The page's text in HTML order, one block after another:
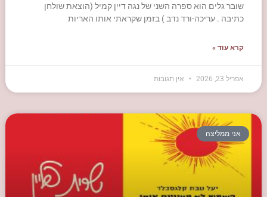
שובר גלים הוא ספרה השני של נגה דיין קמיל (הוצאת שולחן
כתיבה . עריכה-ורד נדב ) בזמן שקראתי אותו האריות
קרא עוד »
אפריל 23, 2026 אין תגובות
אני ממליצה